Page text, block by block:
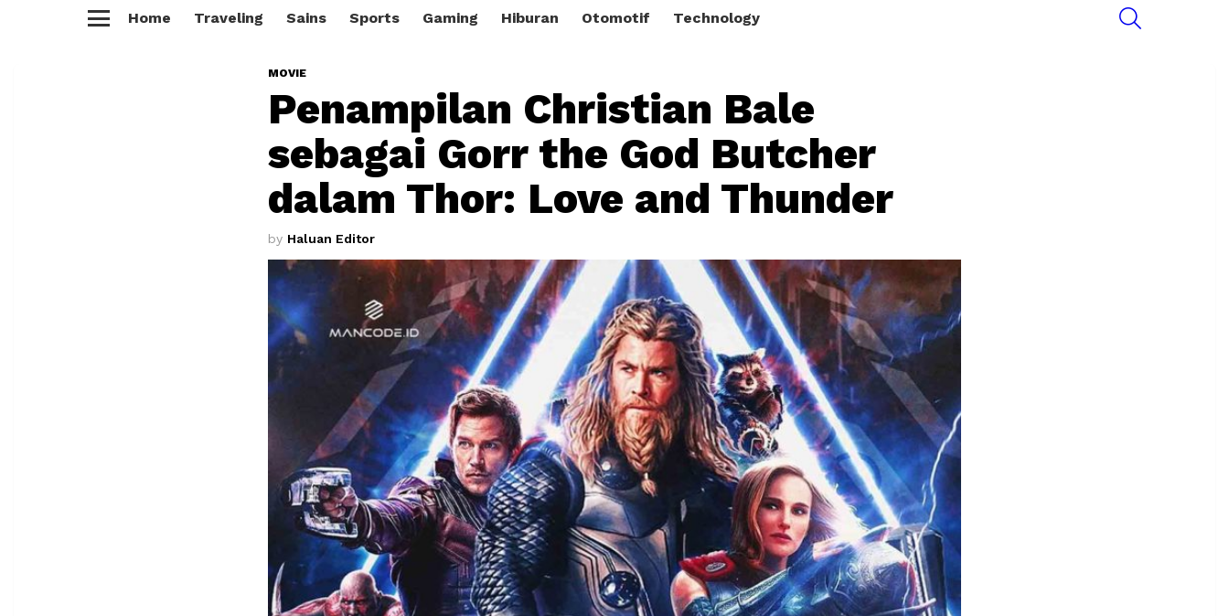
Home Traveling Sains Sports Gaming Hiburan Otomotif Technology
MOVIE
Penampilan Christian Bale
sebagai Gorr the God Butcher
dalam Thor: Love and Thunder
by Haluan Editor